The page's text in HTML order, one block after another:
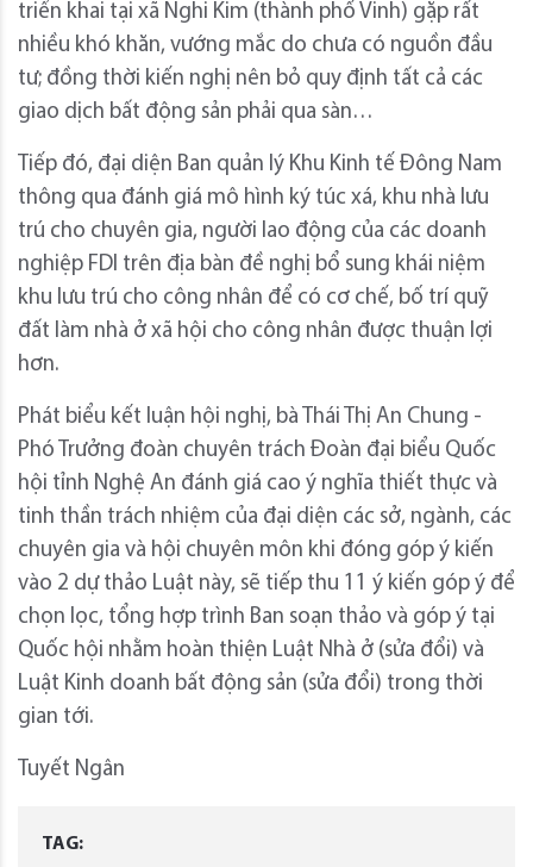
triển khai tại xã Nghi Kim (thành phố Vinh) gặp rất
nhiều khó khăn, vướng mắc do chưa có nguồn đầu
tư; đồng thời kiến nghị nên bỏ quy định tất cả các
giao dịch bất động sản phải qua sàn…
Tiếp đó, đại diện Ban quản lý Khu Kinh tế Đông Nam
thông qua đánh giá mô hình ký túc xá, khu nhà lưu
trú cho chuyên gia, người lao động của các doanh
nghiệp FDI trên địa bàn đề nghị bổ sung khái niệm
khu lưu trú cho công nhân để có cơ chế, bố trí quỹ
đất làm nhà ở xã hội cho công nhân được thuận lợi
hơn.
Phát biểu kết luận hội nghị, bà Thái Thị An Chung -
Phó Trưởng đoàn chuyên trách Đoàn đại biểu Quốc
hội tỉnh Nghệ An đánh giá cao ý nghĩa thiết thực và
tinh thần trách nhiệm của đại diện các sở, ngành, các
chuyên gia và hội chuyên môn khi đóng góp ý kiến
vào 2 dự thảo Luật này, sẽ tiếp thu 11 ý kiến góp ý để
chọn lọc, tổng hợp trình Ban soạn thảo và góp ý tại
Quốc hội nhằm hoàn thiện Luật Nhà ở (sửa đổi) và
Luật Kinh doanh bất động sản (sửa đổi) trong thời
gian tới.
Tuyết Ngân
TAG: